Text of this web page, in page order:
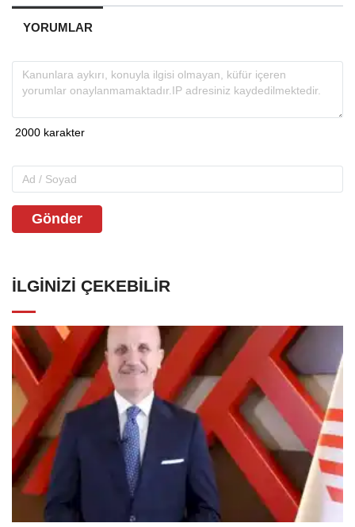
YORUMLAR
Gönder
İLGINIZI ÇEKEBILIR